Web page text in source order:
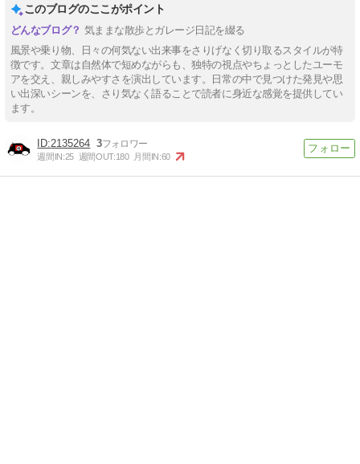
このブログのここがポイント
気ままな散歩とガレージ日記を綴る
風景や乗り物、日々の何気ない出来事をさりげなく切り取るスタイルが特
徴です。文章は自然体で短めながらも、独特の視点やちょっとしたユーモ
アを交え、親しみやすさを演出しています。日常の中で見つけた発見や思
い出深いシーンを、さり気なく語ることで読者に身近な感覚を提供してい
ます。
2135264 3
週間IN:25 週間OUT:180 月間IN:60